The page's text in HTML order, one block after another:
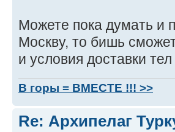
Можете пока думать и
Москву, то бишь
и условия доставки
В горы = ВМЕСТЕ !!! >>
Re: Архипелаг